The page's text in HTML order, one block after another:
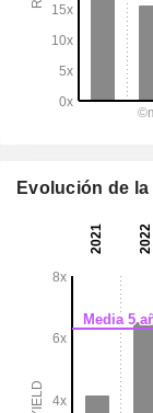
Evolución de